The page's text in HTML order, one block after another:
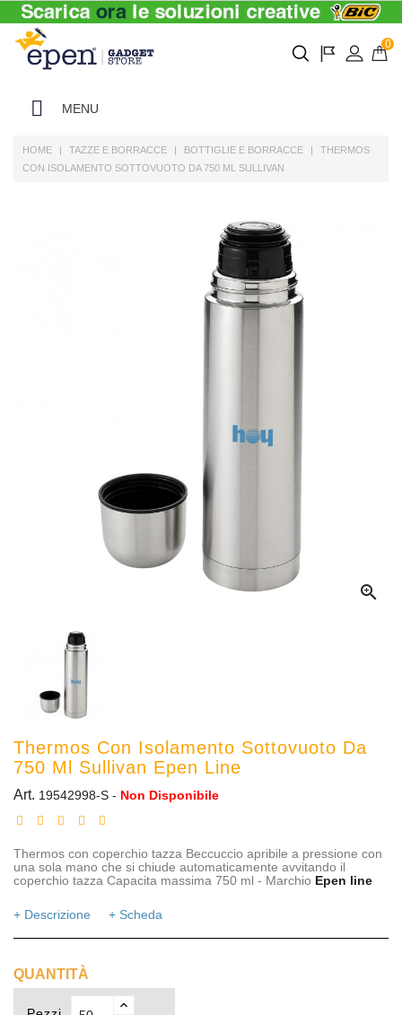
0
MENU
HOME TAZZE E BORRACCE BOTTIGLIE E BORRACCE
THERMOS
CON ISOLAMENTO SOTTOVUOTO DA 750 ML SULLIVAN

Thermos Con Isolamento Sottovuoto Da
750 Ml Sullivan Epen Line
Art. 19542998-S - Non Disponibile
Thermos con coperchio tazza Beccuccio apribile a pressione con
una sola mano che si chiude automaticamente avvitando il
coperchio tazza Capacita massima 750 ml - Marchio Epen line
+ Descrizione + Scheda
QUANTITÀ